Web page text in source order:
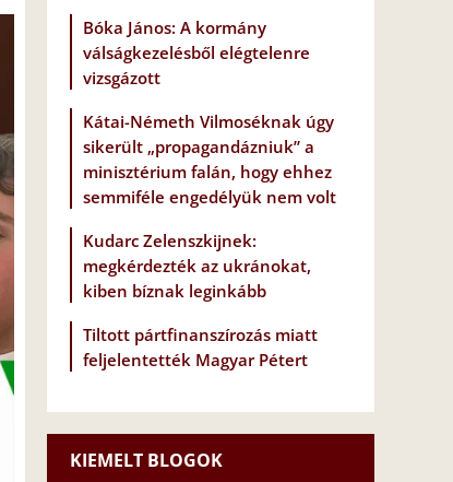
Bóka János: A kormány
válságkezelésből elégtelenre
vizsgázott
Kátai-Németh Vilmoséknak úgy
sikerült „propagandázniuk” a
minisztérium falán, hogy ehhez
semmiféle engedélyük nem volt
Kudarc Zelenszkijnek:
megkérdezték az ukránokat,
kiben bíznak leginkább
Tiltott pártfinanszírozás miatt
feljelentették Magyar Pétert
KIEMELT BLOGOK